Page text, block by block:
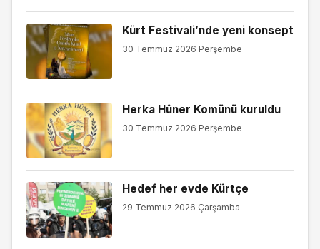
Kürt Festivali’nde yeni konsept
30 Temmuz 2026 Perşembe
Herka Hûner Komünü kuruldu
30 Temmuz 2026 Perşembe
Hedef her evde Kürtçe
29 Temmuz 2026 Çarşamba